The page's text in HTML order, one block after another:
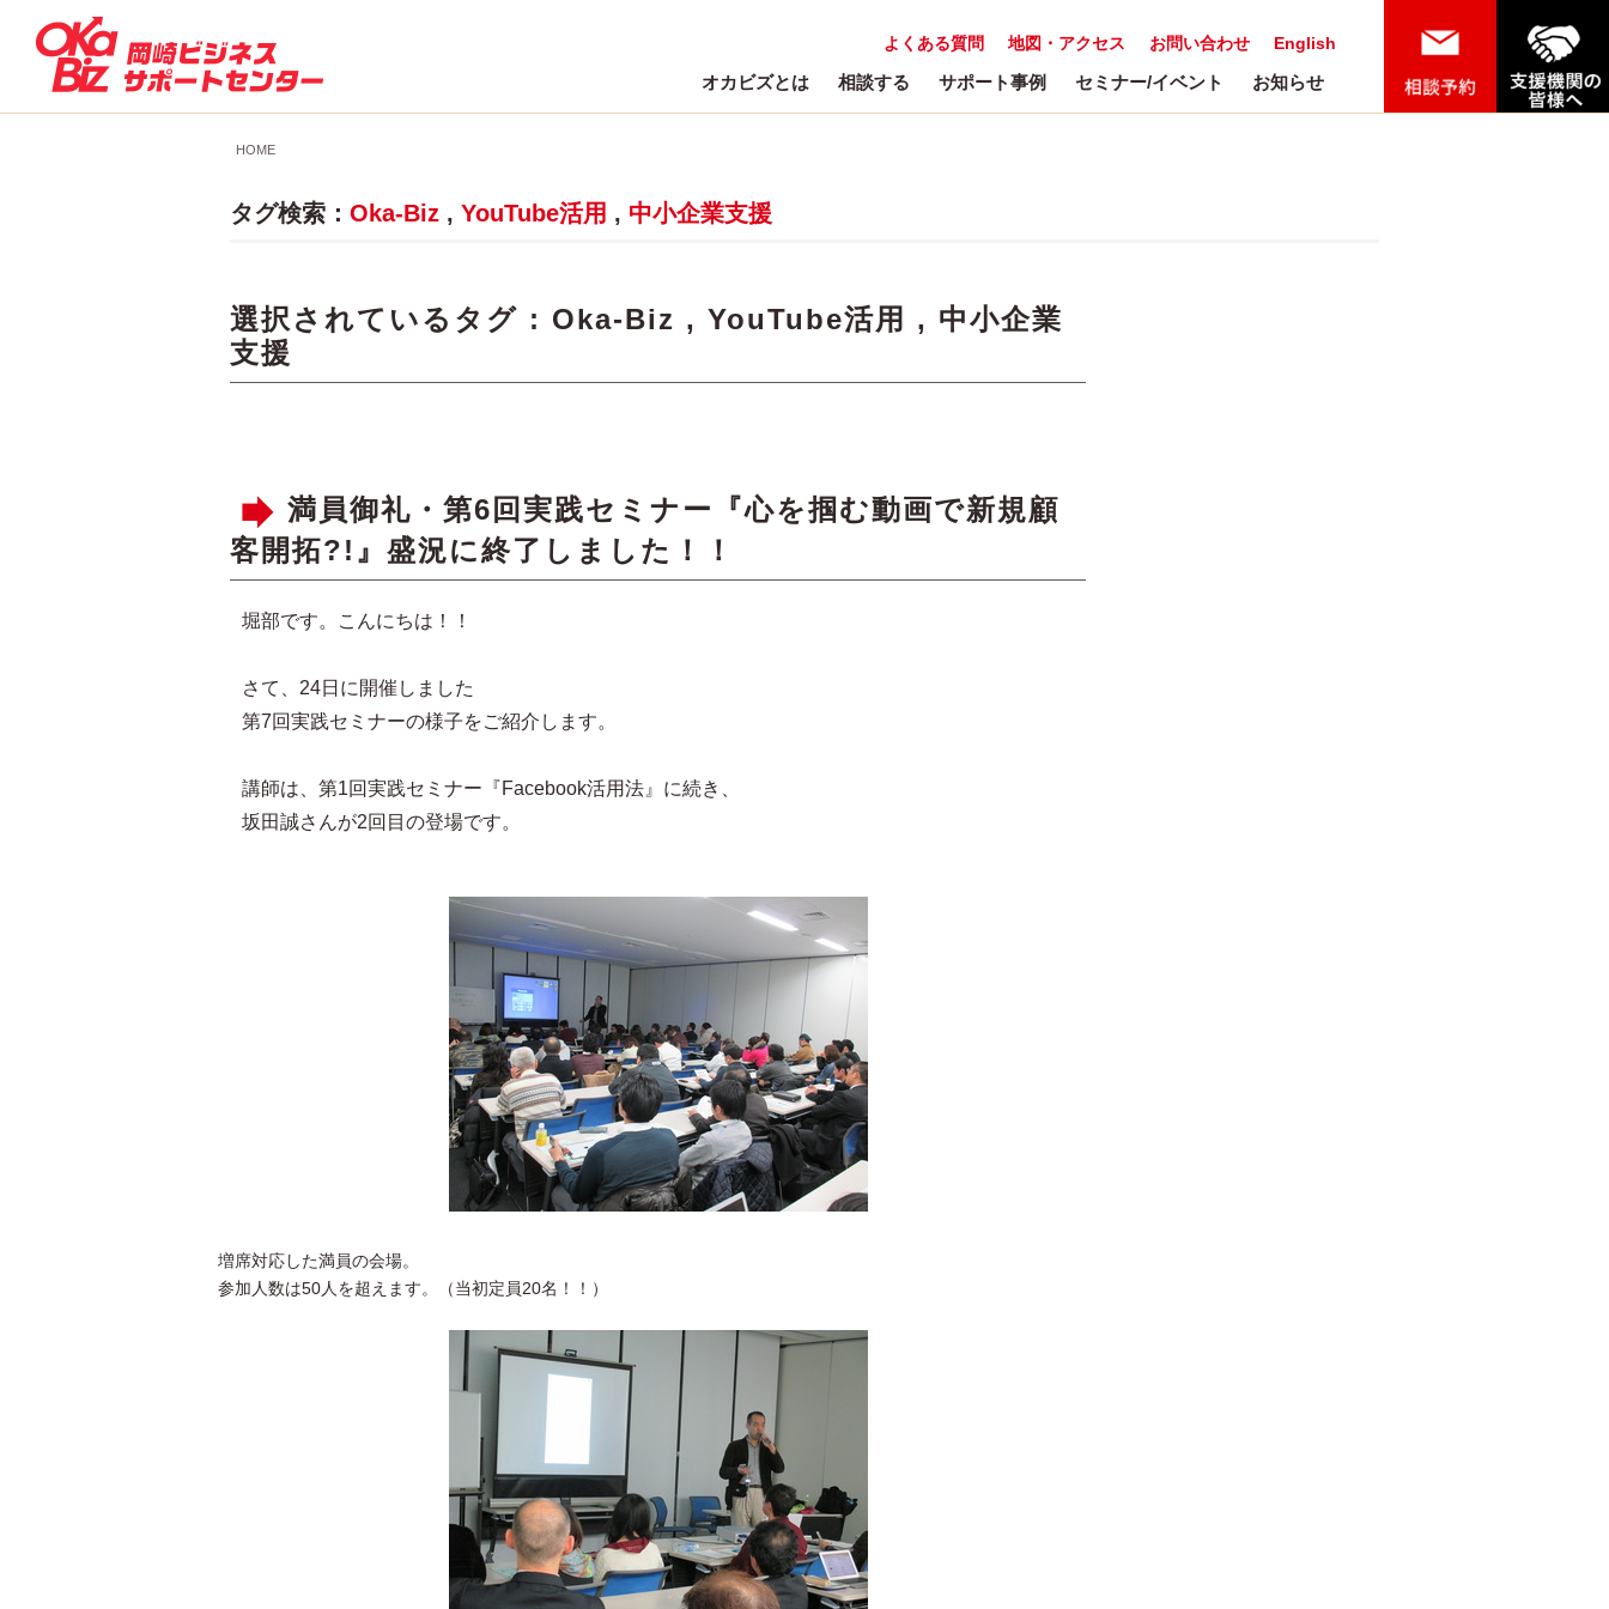
English
お問い合わせ
地図・アクセス
よくある質問
オカビズとは 相談する サポート事例 セミナー/イベント お知らせ
HOME
タグ検索： Oka-Biz , YouTube活用 , 中小企業支援
選択されているタグ : Oka-Biz , YouTube活用 , 中小企業
支援
満員御礼・第6回実践セミナー『心を掴む動画で新規顧
客開拓?!』盛況に終了しました！！
堀部です。こんにちは！！
さて、24日に開催しました
第7回実践セミナーの様子をご紹介します。
講師は、第1回実践セミナー『Facebook活用法』に続き、
坂田誠さんが2回目の登場です。
増席対応した満員の会場。
参加人数は50人を超えます。（当初定員20名！！）